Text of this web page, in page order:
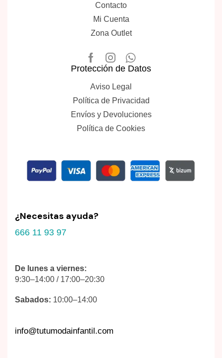
Contacto
Mi Cuenta
Zona Outlet
Protección de Datos
Aviso Legal
Política de Privacidad
Envíos y Devoluciones
Política de Cookies
¿Necesitas ayuda?
666 11 93 97
De lunes a viernes:
9:30–14:00 / 17:00–20:30
Sabados: 10:00–14:00
info@tutumodainfantil.com